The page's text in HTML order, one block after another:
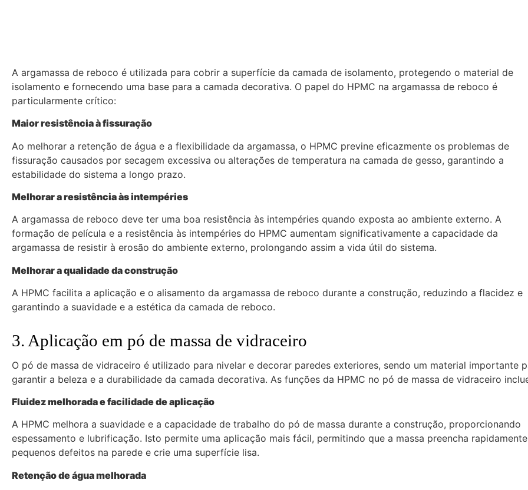
A argamassa de reboco é utilizada para cobrir a superfície da camada de isolamento, protegendo o material de
isolamento e fornecendo uma base para a camada decorativa. O papel do HPMC na argamassa de reboco é
particularmente crítico:
Maior resistência à fissuração
Ao melhorar a retenção de água e a flexibilidade da argamassa, o HPMC previne eficazmente os problemas de
fissuração causados por secagem excessiva ou alterações de temperatura na camada de gesso, garantindo a
estabilidade do sistema a longo prazo.
Melhorar a resistência às intempéries
A argamassa de reboco deve ter uma boa resistência às intempéries quando exposta ao ambiente externo. A
formação de película e a resistência às intempéries do HPMC aumentam significativamente a capacidade da
argamassa de resistir à erosão do ambiente externo, prolongando assim a vida útil do sistema.
Melhorar a qualidade da construção
A HPMC facilita a aplicação e o alisamento da argamassa de reboco durante a construção, reduzindo a flacidez e
garantindo a suavidade e a estética da camada de reboco.
3. Aplicação em pó de massa de vidraceiro
O pó de massa de vidraceiro é utilizado para nivelar e decorar paredes exteriores, sendo um material importante
garantir a beleza e a durabilidade da camada decorativa. As funções da HPMC no pó de massa de vidraceiro
Fluidez melhorada e facilidade de aplicação
A HPMC melhora a suavidade e a capacidade de trabalho do pó de massa durante a construção, proporcionando
espessamento e lubrificação. Isto permite uma aplicação mais fácil, permitindo que a massa preencha rapidamente
pequenos defeitos na parede e crie uma superfície lisa.
Retenção de água melhorada